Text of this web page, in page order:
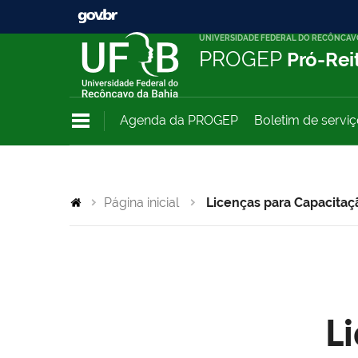
UNIVERSIDADE FEDERAL DO
PROGEP Pró-
Agenda da PROGEP Boletim de
Página inicial Licenças para